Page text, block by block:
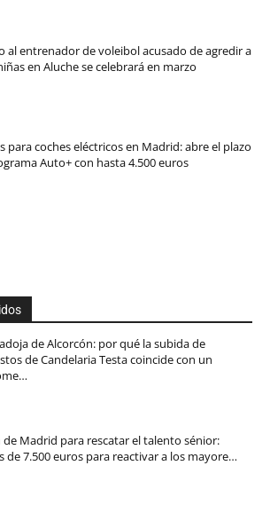
al entrenador de voleibol acusado de agredir a
en Aluche se celebrará en marzo
para coches eléctricos en Madrid: abre el plazo
Auto+ con hasta 4.500 euros
de Alcorcón: por qué la subida de
de Candelaria Testa coincide con un
de Madrid para rescatar el talento sénior:
de 7.500 euros para reactivar a los mayore…